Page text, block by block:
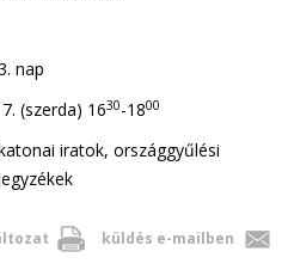
nap
(szerda) 1630-1800
iratok, országgyűlési
küldés e-mailben